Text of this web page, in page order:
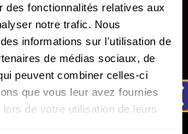
des fonctionnalités relatives aux
notre trafic. Nous
informations sur l'utilisation de
de médias sociaux, de
peuvent combiner celles-ci
que vous leur avez fournies
de votre utilisation de leurs